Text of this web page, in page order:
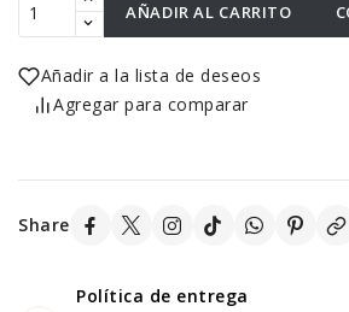
AÑADIR AL CARRITO
Añadir a la lista de deseos
Agregar para comparar
Share
Política de entrega